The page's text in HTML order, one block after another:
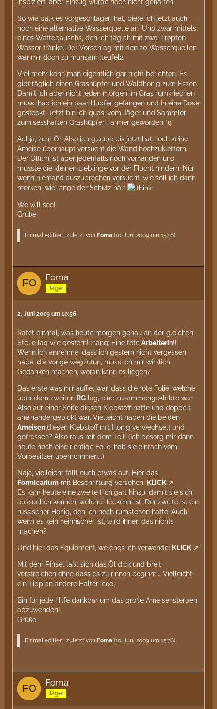
inspiziert, aber Einzug wurde noch nicht gehalten.
So wie palk es vorgeschlagen hat, biete ich jetzt auch
noch eine alternative Wasserquelle an: Und zwar mittels
eines Wattebauschs, den ich täglch mit zwei Tropfen
Wasser tränke. Der Vorschlag mit den 20 Wasserquellen
war mir doch zu mühsam :teufel2:
Viel mehr kann man eigentlich gar nicht berichten. Es
gibt täglich einen Grashüpfer und Waldhonig zum Essen.
Damit ich aber nicht jeden morgen im Gras rumkriechen
muss, hab ich ein paar Hüpfer gefangen und in eine Dose
gesteckt. Jetzt bin ich quasi vom Jäger und Sammler
zum sesshaften Grashüpfer-Farmer geworden *g*
Achja, zum Öl: Also ich glaube bis jetzt hat noch keine
Ameise überhaupt versucht die Wand hochzuklettern.
Der Ölfilm ist aber jedenfalls noch vorhanden und
müsste die kleinen Lieblinge vor der Flucht hindern. Nur
wenn niemand auszubrechen versucht, wie soll ich dann
merken, wie lange der Schutz hält
We will see!
Grüße
Einmal editiert, zuletzt von Foma (10. Juni 2009 um 15:36)
Foma
Jäger
2. Juni 2009 um 10:56
Ratet einmal, was heute morgen genau an der gleichen
Stelle lag wie gestern! :hang: Eine tote Arbeiterin!!
Wenn ich annehme, dass ich gestern nicht vergessen
habe, die vorige wegzutun, muss ich mir wirklich
Gedanken machen, woran kann es liegen?
Das erste was mir auffiel war, dass die rote Folie, welche
über dem zweiten RG lag, eine zusammengeklebte war.
Also auf einer Seite diesen Klebstoff hatte und doppelt
aneinandergepickt war. Vielleicht haben die beiden
Ameisen diesen Klebstoff mit Honig verwechselt und
gefressen? Also raus mit dem Teil! (Ich besorg mir dann
heute noch eine richtige Folie, hab sie einfach vom
Vorbesitzer übernommen...)
Naja, vielleicht fällt euch etwas auf. Hier das
Formicarium mit Beschriftung versehen: KLICK
Es kam heute eine zweite Honigart hinzu, damit sie sich
aussuchen können, welcher leckerer ist. Der zweite ist ein
russischer Honig, den ich noch rumstehen hatte. Auch
wenn es kein heimischer ist, wird ihnen das nichts
machen?
Und hier das Equipment, welches ich verwende: KLICK
Mit dem Pinsel läßt sich das Öl dick und breit
verstreichen ohne dass es zu rinnen beginnt... Vielleicht
ein Tipp an andere Halter :cool:
Bin für jede Hilfe dankbar um das große Ameisensterben
abzuwenden!
Grüße
Einmal editiert, zuletzt von Foma (10. Juni 2009 um 15:36)
Foma
Jäger